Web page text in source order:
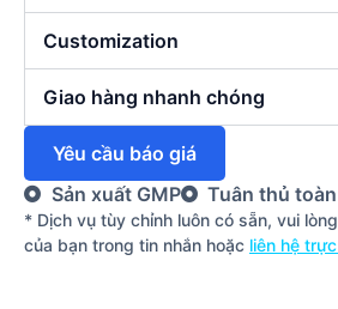
Customization
Giao hàng nhanh chóng
Yêu cầu báo giá
Sản xuất GMP
Tuân thủ
* Dịch vụ tùy chỉnh luôn có sẵn, vui
của bạn trong tin nhắn hoặc liên hệ